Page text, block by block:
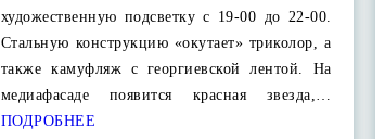
художественную подсветку с 19-00 до 22-00.
Стальную конструкцию «окутает» триколор, а
также камуфляж с георгиевской лентой. На
медиафасаде появится красная звезда,…
ПОДРОБНЕЕ